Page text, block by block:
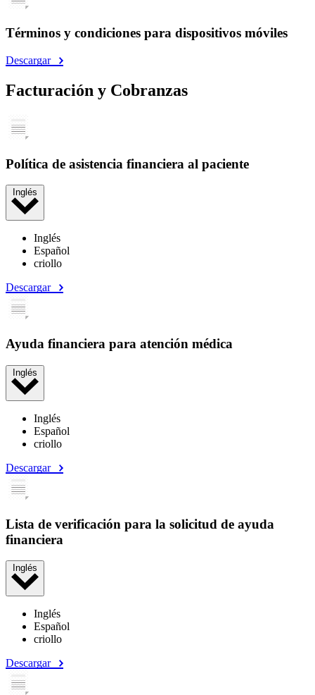
Términos y condiciones para dispositivos móviles
Descargar
Facturación y Cobranzas
Política de asistencia financiera al paciente
Inglés
Inglés
Español
criollo
Descargar
Ayuda financiera para atención médica
Inglés
Inglés
Español
criollo
Descargar
Lista de verificación para la solicitud de ayuda
financiera
Inglés
Inglés
Español
criollo
Descargar